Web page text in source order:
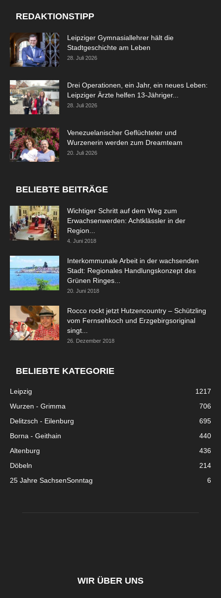
REDAKTIONSTIPP
Leipziger Gymnasiallehrer hält die
Stadtgeschichte am Leben
28. Juli 2026
Drei Operationen, ein Jahr, ein neues Leben:
Leipziger Ärzte helfen 13-Jähriger...
28. Juli 2026
Venezuelanischer Geflüchteter und
Wurzenerin werden zum Dreamteam
20. Juli 2026
BELIEBTE BEITRÄGE
Wichtiger Schritt auf dem Weg zum
Erwachsenwerden: Achtklässler in der
Region...
4. Juni 2018
Interkommunale Arbeit in der wachsenden
Stadt: Regionales Handlungskonzept des
Grünen Ringes...
20. Juni 2018
Rocco rockt jetzt Hutzencountry – Schützling
vom Fernsehkoch und Erzgebirgsoriginal
singt...
26. Dezember 2018
BELIEBTE KATEGORIE
Leipzig
1217
Wurzen - Grimma
706
Delitzsch - Eilenburg
695
Borna - Geithain
440
Altenburg
436
Döbeln
214
25 Jahre SachsenSonntag
6
WIR ÜBER UNS